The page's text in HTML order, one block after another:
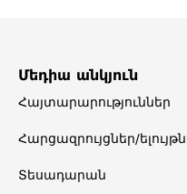
Մեդիա անկյուն
Հայտարարություններ
Հարցազրույցներ/
Տեսադարան